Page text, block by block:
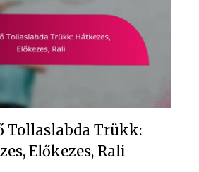
Tollaslabda Trükk:
Előkezes, Rali